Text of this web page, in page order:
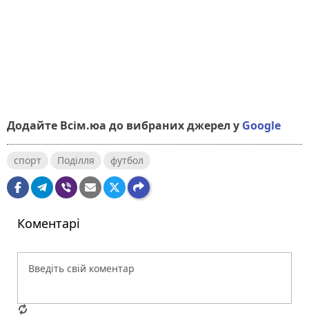
Додайте Всім.юа до вибраних джерел у Google
спорт Поділля футбол
Коментарі